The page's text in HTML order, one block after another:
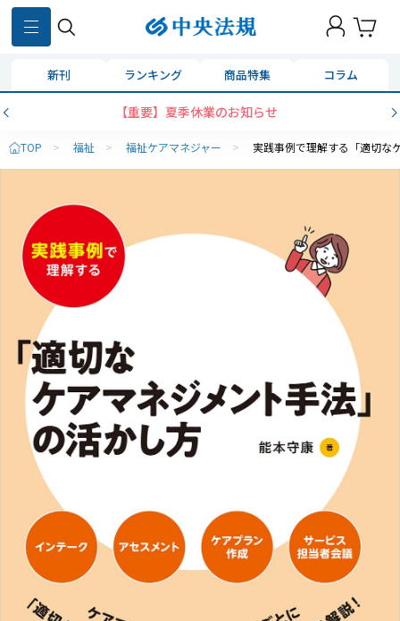
新刊 ランキング 商品特集 コラム
【重要】夏季休業のお知らせ
TOP > 福祉 > 福祉ケアマネジャー > 実践事例で理解する「適切な